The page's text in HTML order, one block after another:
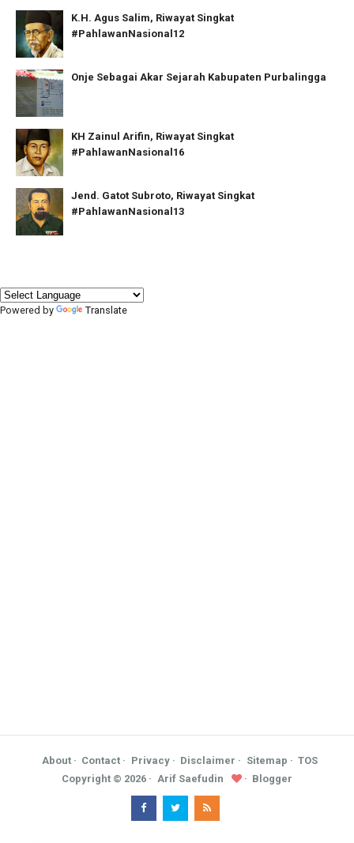
K.H. Agus Salim, Riwayat Singkat
#PahlawanNasional12
Onje Sebagai Akar Sejarah Kabupaten Purbalingga
KH Zainul Arifin, Riwayat Singkat
#PahlawanNasional16
Jend. Gatot Subroto, Riwayat Singkat
#PahlawanNasional13
Powered by Translate
About Contact Privacy Disclaimer Sitemap
TOS
Copyright © 2026 Arif Saefudin Blogger